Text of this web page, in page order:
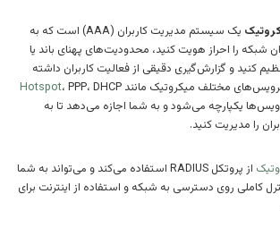
یک سیستم مدیریت کاربران (AAA) است که به
شبکه را احراز هویت کنید، محدودیت‌های پهنای باند یا
کنید و گزارش‌گیری دقیقی از فعالیت کاربران داشته
مختلف میکروتیک مانند
Hotspot، PPP، DHCP
یکپارچه می‌شود و به شما اجازه می‌دهد تا به
را مدیریت کنید.
از پروتکل RADIUS استفاده می‌کند و می‌تواند به شما
کاملی روی دسترسی به شبکه و استفاده از اینترنت برای